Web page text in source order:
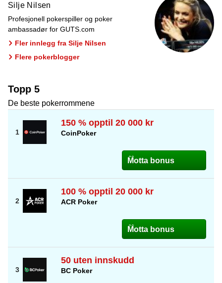
Silje Nilsen
Profesjonell pokerspiller og poker
ambassadør for GUTS.com
Fler innlegg fra Silje Nilsen
Flere pokerblogger
Topp 5
De beste pokerrommene
150 % opptil 20 000 kr
CoinPoker
Motta bonus
100 % opptil 20 000 kr
ACR Poker
Motta bonus
50 uten innskudd
BC Poker